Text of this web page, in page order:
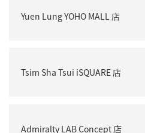
Yuen Lung YOHO MALL 店
Tsim Sha Tsui iSQUARE 店
Admiralty LAB Concept 店